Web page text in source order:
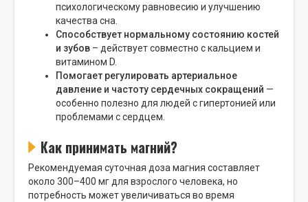
психологическому равновесию и улучшению
качества сна.
Способствует нормальному состоянию костей
и зубов – действует совместно с кальцием и
витамином D.
Помогает регулировать артериальное
давление и частоту сердечных сокращений —
особенно полезно для людей с гипертонией или
проблемами с сердцем.
Как принимать магний?
Рекомендуемая суточная доза магния составляет
около 300–400 мг для взрослого человека, но
потребность может увеличиваться во время